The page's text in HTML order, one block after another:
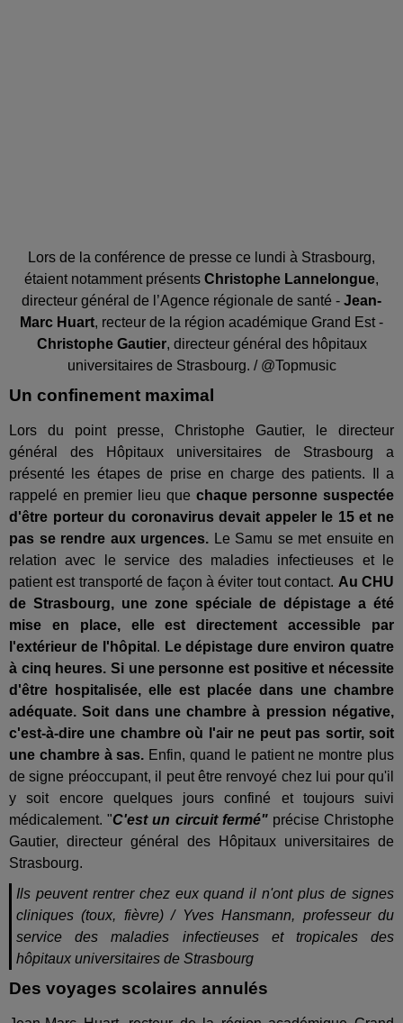
Lors de la conférence de presse ce lundi à Strasbourg,
étaient notamment présents Christophe Lannelongue,
directeur général de l’Agence régionale de santé - Jean-
Marc Huart, recteur de la région académique Grand Est -
Christophe Gautier, directeur général des hôpitaux
universitaires de Strasbourg. / @Topmusic
Un confinement maximal
Lors du point presse, Christophe Gautier, le directeur
général des Hôpitaux universitaires de Strasbourg a
présenté les étapes de prise en charge des patients. Il a
rappelé en premier lieu que chaque personne suspectée
d'être porteur du coronavirus devait appeler le 15 et ne
pas se rendre aux urgences. Le Samu se met ensuite en
relation avec le service des maladies infectieuses et le
patient est transporté de façon à éviter tout contact. Au CHU
de Strasbourg, une zone spéciale de dépistage a été
mise en place, elle est directement accessible par
l'extérieur de l'hôpital . Le dépistage dure environ quatre
à cinq heures. Si une personne est positive et nécessite
d'être hospitalisée, elle est placée dans une chambre
adéquate. Soit dans une chambre à pression négative,
c'est-à-dire une chambre où l'air ne peut pas sortir, soit
une chambre à sas. Enfin, quand le patient ne montre plus
de signe préoccupant, il peut être renvoyé chez lui pour qu'il
y soit encore quelques jours confiné et toujours suivi
médicalement. "C'est un circuit fermé"précise Christophe
Gautier, directeur général des Hôpitaux universitaires de
Strasbourg.
Ils peuvent rentrer chez eux quand il n'ont plus de signes
cliniques (toux, fièvre) / Yves Hansmann, professeur du
service des maladies infectieuses et tropicales des
hôpitaux universitaires de Strasbourg
Des voyages scolaires annulés